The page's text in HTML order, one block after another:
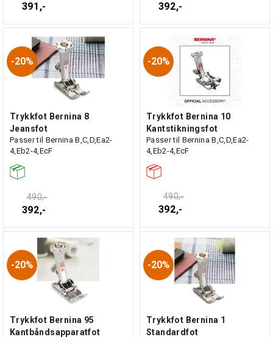
391,- 392,-
20%
Trykkfot Bernina 8
Jeansfot
Passer til Bernina B,C,D,Ea2-
4,Eb2-4,EcF
490,-
392,-
20%
Trykkfot Bernina 10
Kantstikningsfot
Passer til Bernina B,C,D,Ea2-
4,Eb2-4,EcF
490,-
392,-
20%
Trykkfot Bernina 95
Kantbåndsapparatfot
20%
Trykkfot Bernina 1
Standardfot